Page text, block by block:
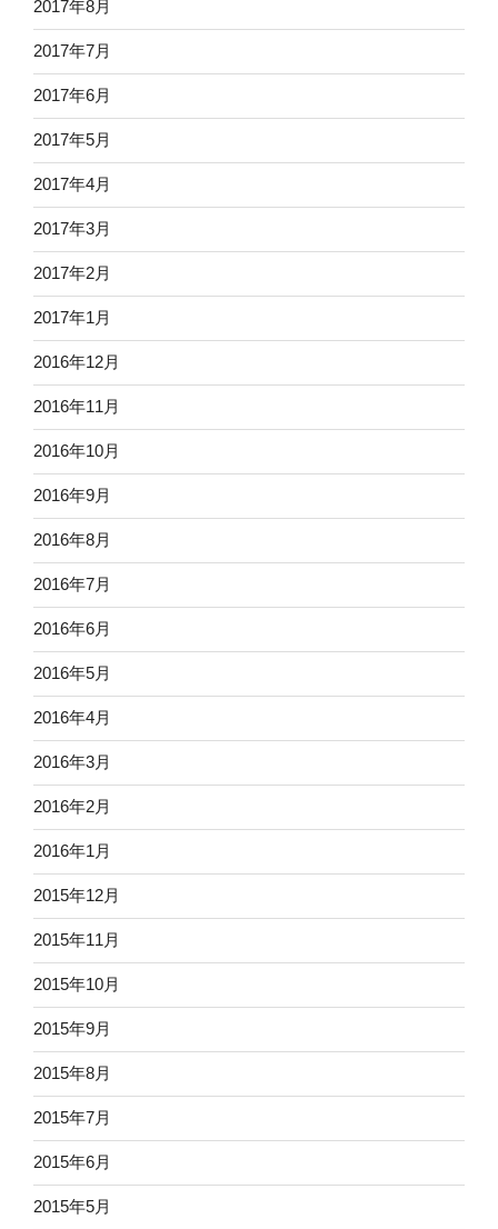
2017年8月
2017年7月
2017年6月
2017年5月
2017年4月
2017年3月
2017年2月
2017年1月
2016年12月
2016年11月
2016年10月
2016年9月
2016年8月
2016年7月
2016年6月
2016年5月
2016年4月
2016年3月
2016年2月
2016年1月
2015年12月
2015年11月
2015年10月
2015年9月
2015年8月
2015年7月
2015年6月
2015年5月